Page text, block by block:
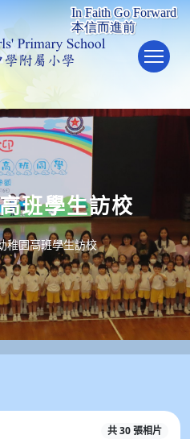
班學生訪校
稚園高班學生訪校
共 30 張相片